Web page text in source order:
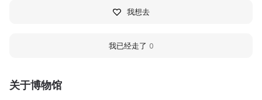
关于博物馆
我想去
我已经走了 0